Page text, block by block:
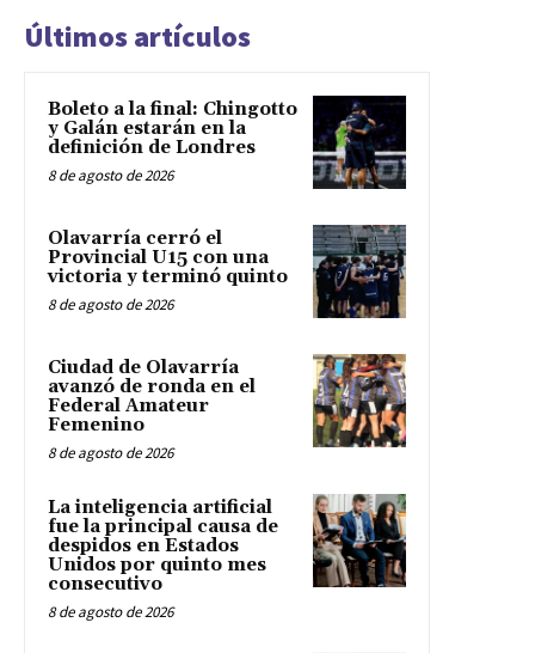
Últimos artículos
Boleto a la final: Chingotto
y Galán estarán en la
definición de Londres
8 de agosto de 2026
Olavarría cerró el
Provincial U15 con una
victoria y terminó quinto
8 de agosto de 2026
Ciudad de Olavarría
avanzó de ronda en el
Federal Amateur
Femenino
8 de agosto de 2026
La inteligencia artificial
fue la principal causa de
despidos en Estados
Unidos por quinto mes
consecutivo
8 de agosto de 2026